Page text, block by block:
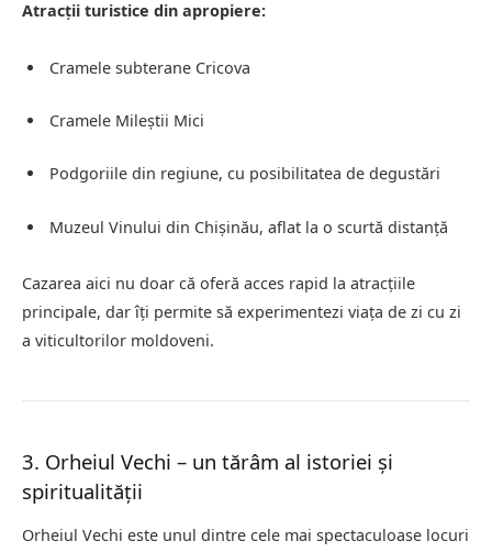
Atracții turistice din apropiere:
Cramele subterane Cricova
Cramele Mileștii Mici
Podgoriile din regiune, cu posibilitatea de degustări
Muzeul Vinului din Chișinău, aflat la o scurtă distanță
Cazarea aici nu doar că oferă acces rapid la atracțiile
principale, dar îți permite să experimentezi viața de zi cu zi
a viticultorilor moldoveni.
3. Orheiul Vechi – un tărâm al istoriei și
spiritualității
Orheiul Vechi este unul dintre cele mai spectaculoase locuri